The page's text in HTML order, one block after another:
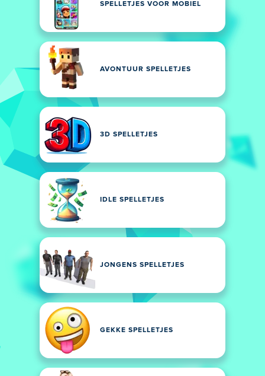
SPELLETJES VOOR MOBIEL
AVONTUUR SPELLETJES
3D SPELLETJES
IDLE SPELLETJES
JONGENS SPELLETJES
GEKKE SPELLETJES